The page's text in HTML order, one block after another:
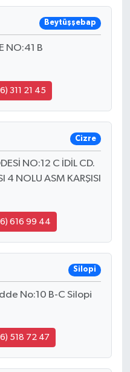
Beytüşşebap
NO:41 B
311 21 45
Cizre
NO:12 C İDİL CD.
4 NOLU ASM KARŞISI
616 99 44
Silopi
No:10 B-C Silopi
518 72 47